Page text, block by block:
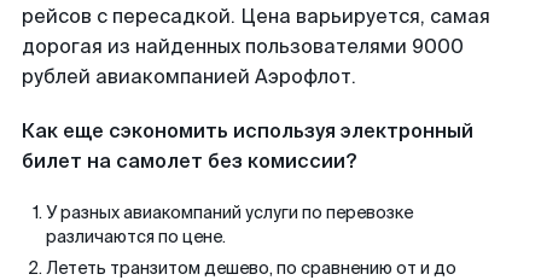
рейсов с пересадкой. Цена варьируется, самая
дорогая из найденных пользователями 9000
рублей авиакомпанией Аэрофлот.
Как еще сэкономить используя электронный
билет на самолет без комиссии?
У разных авиакомпаний услуги по перевозке
различаются по цене.
Лететь транзитом дешево, по сравнению от и до